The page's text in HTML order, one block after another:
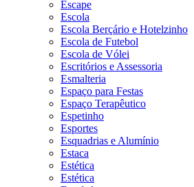
Escape
Escola
Escola Berçário e Hotelzinho
Escola de Futebol
Escola de Vólei
Escritórios e Assessoria
Esmalteria
Espaço para Festas
Espaço Terapêutico
Espetinho
Esportes
Esquadrias e Alumínio
Estaca
Estética
Estética